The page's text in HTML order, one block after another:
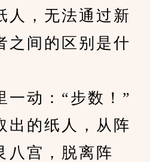
人，无法通过新
间的区别是什
动：“步数！”
的纸人，从阵
八宫，脱离阵